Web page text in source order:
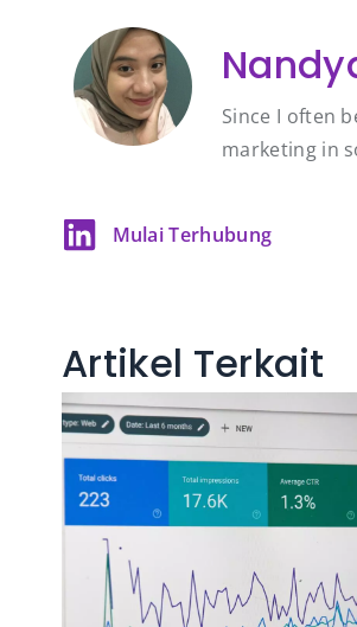
Since I often
marketing in
Mulai Terhubung
Artikel Terkait